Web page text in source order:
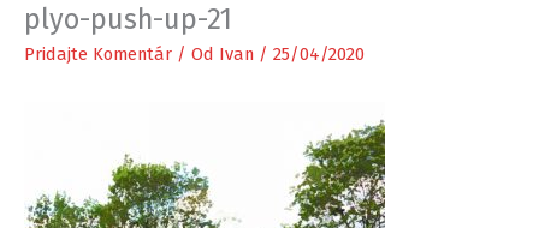
plyo-push-up-21
Pridajte Komentár / Od Ivan / 25/04/2020